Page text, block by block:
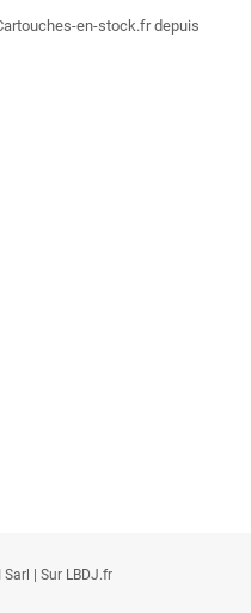
en-stock.fr depuis
Sarl | Sur LBDJ.fr